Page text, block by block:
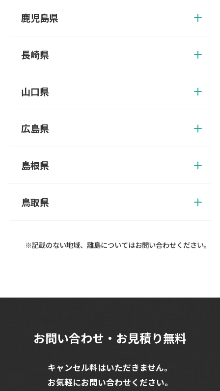
田市、別府市、由布市
鹿児島県
市、加世田市、鹿屋市、肝属郡、霧島市、串木野市、国分市、薩
長崎県
島原市、南松浦郡
山口県
祢市、柳井市、山口市
広島県
府中市、三原市、三次市、山県郡
島根県
鳥取県
※記載のない地域、離島についてはお問い合わせください。
お問い合わせ・お見積り無料
キャンセル料はいただきません。
お気軽にお問い合わせください。